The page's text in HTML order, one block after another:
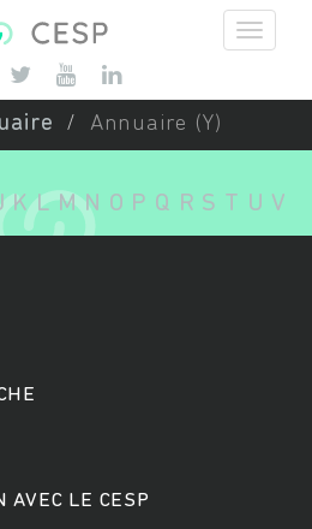
Saisissez vos mots-clés
Annuaire (Y)
K L M N O P Q R S T U V
AVEC LE CESP